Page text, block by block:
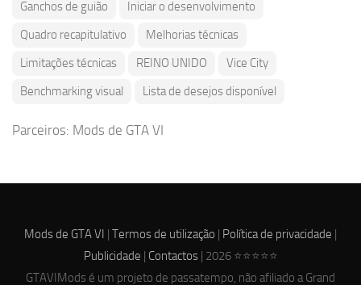
Ganchos de guião
Iniciar o desenvolvimento
Quadro recapitulativo
Melhorias técnicas
Limitações técnicas
REINO UNIDO
Vice City
Benchmarking visual
Lista de desejos disponível
Parceiros: Mods de GTA VI
Mods de GTA VI | Termos de utilização | Política de privacidade |
Publicidade | Contactos| 2026 ⭐⭐⭐⭐⭐
GTAVIMods é um projeto de passatempo, não afiliado a Grand